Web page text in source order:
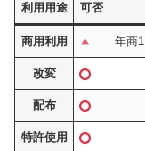
利用用途 可否
商用利用 年商
改変
配布
特許使用